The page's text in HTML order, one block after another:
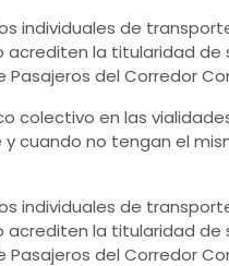
individuales de
la titularidad de
del Corredor
colectivo en las
cuando no tengan el
individuales de
la titularidad de
del Corredor